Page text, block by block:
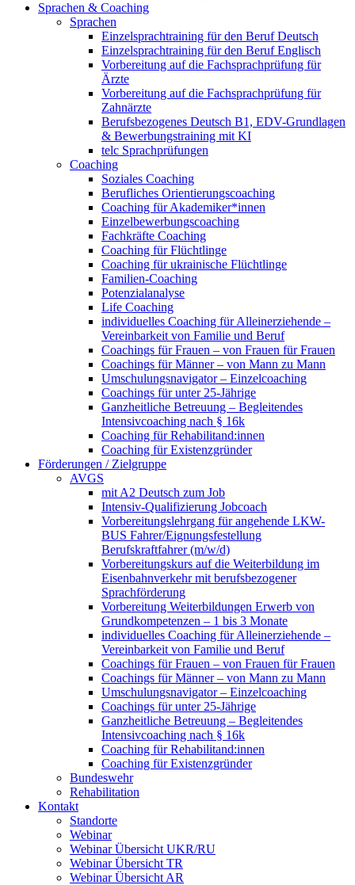
Sprachen & Coaching
Sprachen
Einzelsprachtraining für den Beruf Deutsch
Einzelsprachtraining für den Beruf Englisch
Vorbereitung auf die Fachsprachprüfung für
Ärzte
Vorbereitung auf die Fachsprachprüfung für
Zahnärzte
Berufsbezogenes Deutsch B1, EDV-Grundlagen
& Bewerbungstraining mit KI
telc Sprachprüfungen
Coaching
Soziales Coaching
Berufliches Orientierungscoaching
Coaching für Akademiker*innen
Einzelbewerbungscoaching
Fachkräfte Coaching
Coaching für Flüchtlinge
Coaching für ukrainische Flüchtlinge
Familien-Coaching
Potenzialanalyse
Life Coaching
individuelles Coaching für Alleinerziehende –
Vereinbarkeit von Familie und Beruf
Coachings für Frauen – von Frauen für Frauen
Coachings für Männer – von Mann zu Mann
Umschulungsnavigator – Einzelcoaching
Coachings für unter 25-Jährige
Ganzheitliche Betreuung – Begleitendes
Intensivcoaching nach § 16k
Coaching für Rehabilitand:innen
Coaching für Existenzgründer
Förderungen / Zielgruppe
AVGS
mit A2 Deutsch zum Job
Intensiv-Qualifizierung Jobcoach
Vorbereitungslehrgang für angehende LKW-
BUS Fahrer/Eignungsfestellung
Berufskraftfahrer (m/w/d)
Vorbereitungskurs auf die Weiterbildung im
Eisenbahnverkehr mit berufsbezogener
Sprachförderung
Vorbereitung Weiterbildungen Erwerb von
Grundkompetenzen – 1 bis 3 Monate
individuelles Coaching für Alleinerziehende –
Vereinbarkeit von Familie und Beruf
Coachings für Frauen – von Frauen für Frauen
Coachings für Männer – von Mann zu Mann
Umschulungsnavigator – Einzelcoaching
Coachings für unter 25-Jährige
Ganzheitliche Betreuung – Begleitendes
Intensivcoaching nach § 16k
Coaching für Rehabilitand:innen
Coaching für Existenzgründer
Bundeswehr
Rehabilitation
Kontakt
Standorte
Webinar
Webinar Übersicht UKR/RU
Webinar Übersicht TR
Webinar Übersicht AR